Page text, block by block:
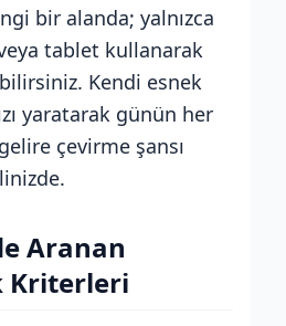
bir alanda; yalnızca
tablet kullanarak
Kendi esnek
yaratarak günün her
çevirme şansı
Aranan
Kriterleri